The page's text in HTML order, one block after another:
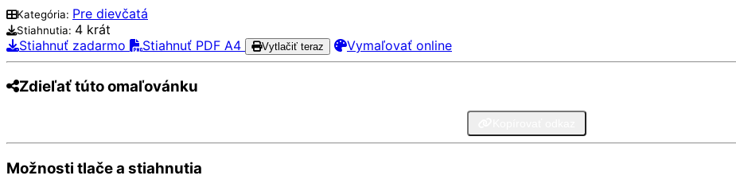
Kategória: Pre dievčatá
Stiahnutia: 4 krát
Stiahnuť zadarmo
Stiahnuť PDF A4 Vytlačiť teraz Vymaľovať online
Zdieľať túto omaľovánku
Možnosti tlače a stiahnutia